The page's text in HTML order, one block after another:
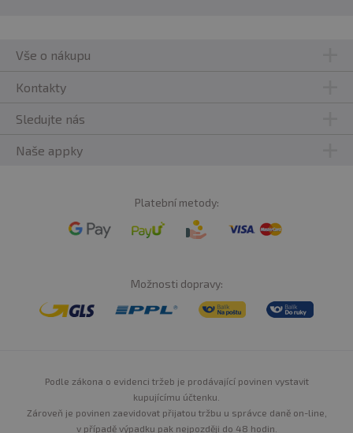
Vše o nákupu
Kontakty
Sledujte nás
Naše appky
Platební metody:
Možnosti dopravy:
Podle zákona o evidenci tržeb je prodávající povinen vystavit
kupujícímu účtenku.
Zároveň je povinen zaevidovat přijatou tržbu u správce daně on-line,
v případě výpadku pak nejpozději do 48 hodin.